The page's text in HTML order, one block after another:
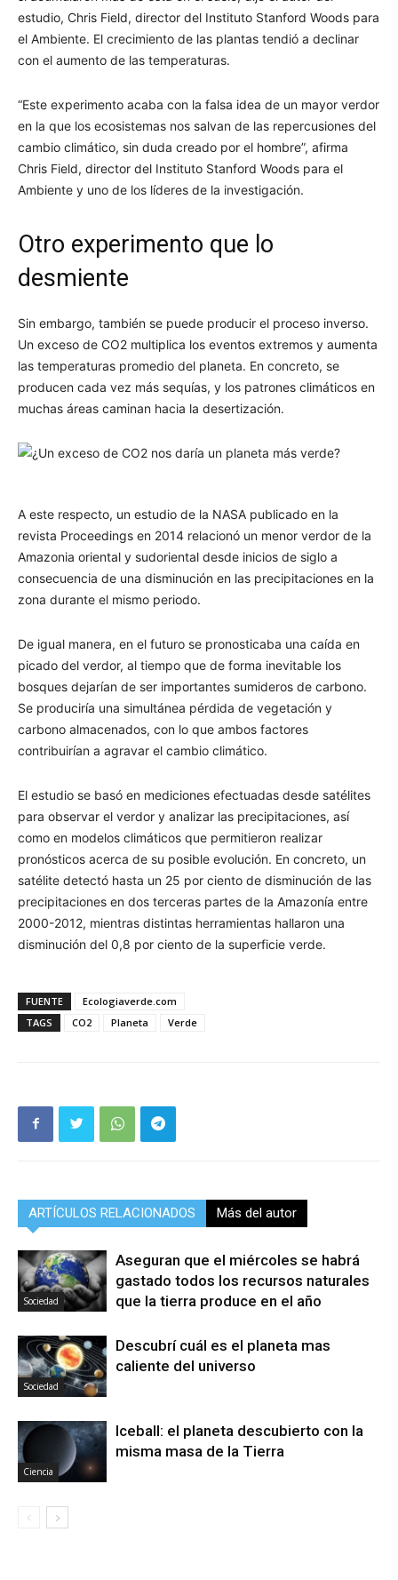
estudio, Chris Field, director del Instituto Stanford Woods para
el Ambiente. El crecimiento de las plantas tendió a declinar
con el aumento de las temperaturas.
“Este experimento acaba con la falsa idea de un mayor verdor
en la que los ecosistemas nos salvan de las repercusiones del
cambio climático, sin duda creado por el hombre”, afirma
Chris Field, director del Instituto Stanford Woods para el
Ambiente y uno de los líderes de la investigación.
Otro experimento que lo
desmiente
Sin embargo, también se puede producir el proceso inverso.
Un exceso de CO2 multiplica los eventos extremos y aumenta
las temperaturas promedio del planeta. En concreto, se
producen cada vez más sequías, y los patrones climáticos en
muchas áreas caminan hacia la desertización.
A este respecto, un estudio de la NASA publicado en la
revista Proceedings en 2014 relacionó un menor verdor de la
Amazonia oriental y sudoriental desde inicios de siglo a
consecuencia de una disminución en las precipitaciones en la
zona durante el mismo periodo.
De igual manera, en el futuro se pronosticaba una caída en
picado del verdor, al tiempo que de forma inevitable los
bosques dejarían de ser importantes sumideros de carbono.
Se produciría una simultánea pérdida de vegetación y
carbono almacenados, con lo que ambos factores
contribuirían a agravar el cambio climático.
El estudio se basó en mediciones efectuadas desde satélites
para observar el verdor y analizar las precipitaciones, así
como en modelos climáticos que permitieron realizar
pronósticos acerca de su posible evolución. En concreto, un
satélite detectó hasta un 25 por ciento de disminución de las
precipitaciones en dos terceras partes de la Amazonía entre
2000-2012, mientras distintas herramientas hallaron una
disminución del 0,8 por ciento de la superficie verde.
FUENTE
Ecologiaverde.com
TAGS
CO2 Planeta Verde
ARTÍCULOS RELACIONADOS Más del autor
Sociedad
Aseguran que el miércoles se habrá
gastado todos los recursos naturales
que la tierra produce en el año
Sociedad
Descubrí cuál es el planeta mas
caliente del universo
Ciencia
Iceball: el planeta descubierto con la
misma masa de la Tierra